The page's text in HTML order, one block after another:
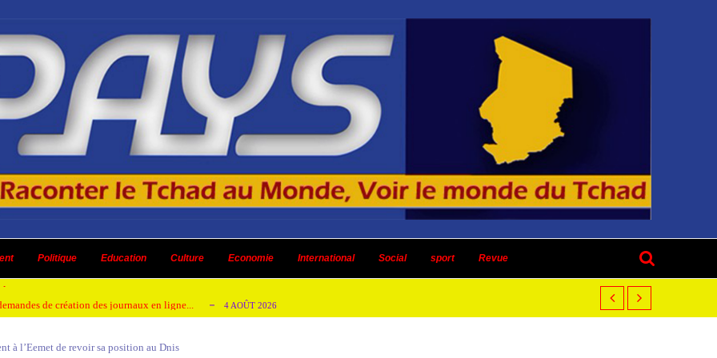
Politique Education Culture Economie International Social sport Revue
AOÛT 2026
honorer son ancien leader 2 AOÛT 2026
de création des journaux en ligne... 4 AOÛT 2026
un dividende ni une quelconque plus-...
à l’Eemet de revoir sa position au Dnis